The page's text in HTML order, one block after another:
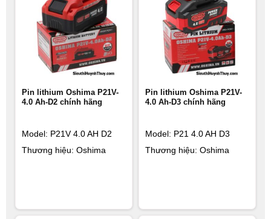
Pin lithium Oshima P21V-
4.0 Ah-D2 chính hãng
Model: P21V 4.0 AH D2
Thương hiệu: Oshima
Pin lithium Oshima P21V-
4.0 Ah-D3 chính hãng
Model: P21 4.0 AH D3
Thương hiệu: Oshima